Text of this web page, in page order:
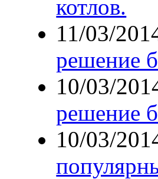
котлов.
11/03/
решение
10/03/
решение
10/03/